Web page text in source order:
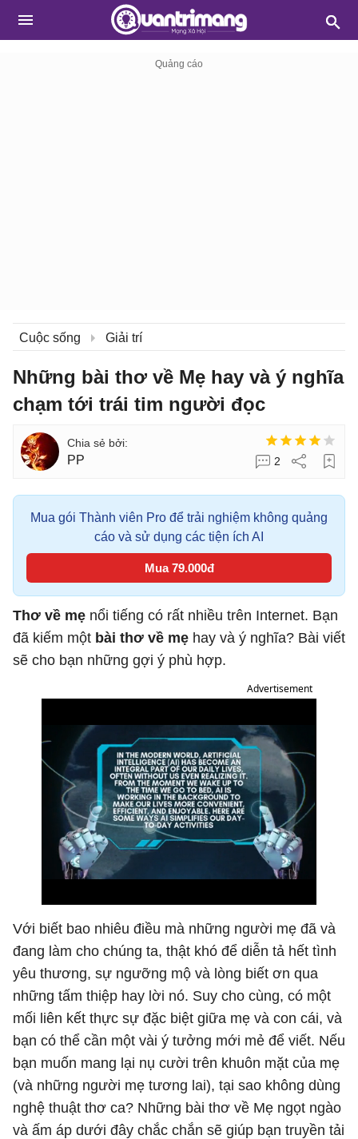
Cuộc sống Giải trí
Những bài thơ về Mẹ hay và ý nghĩa
chạm tới trái tim người đọc
PP 2
Mua gói Thành viên Pro để trải nghiệm không quảng
cáo và sử dụng các tiện ích AI
Mua 79.000đ
Thơ về mẹ nổi tiếng có rất nhiều trên Internet. Bạn
đã kiếm một bài thơ về mẹ hay và ý nghĩa? Bài viết
sẽ cho bạn những gợi ý phù hợp.
Advertisement
Với biết bao nhiêu điều mà những người mẹ đã và
đang làm cho chúng ta, thật khó để diễn tả hết tình
yêu thương, sự ngưỡng mộ và lòng biết ơn qua
những tấm thiệp hay lời nó. Suy cho cùng, có một
mối liên kết thực sự đặc biệt giữa mẹ và con cái, và
bạn có thể cần một vài ý tưởng mới mẻ để viết. Nếu
bạn muốn mang lại nụ cười trên khuôn mặt của mẹ
(và những người mẹ tương lai), tại sao không dùng
nghệ thuật thơ ca? Những bài thơ về Mẹ ngọt ngào
và ấm áp dưới đây chắc chắn sẽ giúp bạn truyền tải